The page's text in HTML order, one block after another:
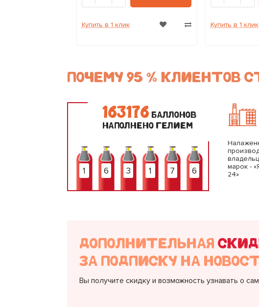
Купить в 1 клик Купить в 1 клик
ПОЧЕМУ 95 % КЛИЕНТОВ
163176 БАЛЛОНОВ
НАПОЛНЕНО ГЕЛИЕМ
1 6 3 1 7 6
марок -
24»
ДОПОЛНИТЕЛЬНАЯ
ЗА ПОДПИСКУ НА
Вы получите скидку и возможность узнавать о